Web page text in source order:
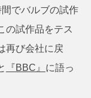
でバルブの試作
の試作品をテス
再び会社に戻
『BBC』 に語っ